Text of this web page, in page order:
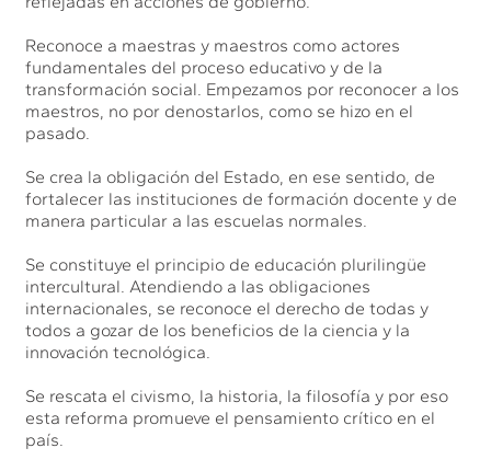
Reconoce a maestras y maestros como actores
fundamentales del proceso educativo y de la
transformación social. Empezamos por reconocer a los
maestros, no por denostarlos, como se hizo en el
pasado.
Se crea la obligación del Estado, en ese sentido, de
fortalecer las instituciones de formación docente y de
manera particular a las escuelas normales.
Se constituye el principio de educación plurilingüe
intercultural. Atendiendo a las obligaciones
internacionales, se reconoce el derecho de todas y
todos a gozar de los beneficios de la ciencia y la
innovación tecnológica.
Se rescata el civismo, la historia, la filosofía y por eso
esta reforma promueve el pensamiento crítico en el
país.